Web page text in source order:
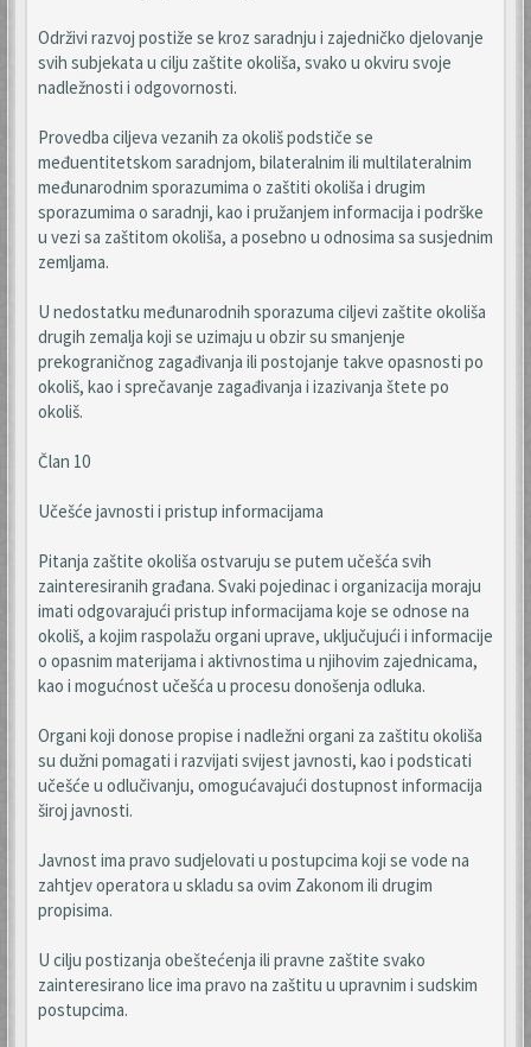
Održivi razvoj postiže se kroz saradnju i zajedničko djelovanje
svih subjekata u cilju zaštite okoliša, svako u okviru svoje
nadležnosti i odgovornosti.
Provedba ciljeva vezanih za okoliš podstiče se
međuentitetskom saradnjom, bilateralnim ili multilateralnim
međunarodnim sporazumima o zaštiti okoliša i drugim
sporazumima o saradnji, kao i pružanjem informacija i podrške
u vezi sa zaštitom okoliša, a posebno u odnosima sa susjednim
zemljama.
U nedostatku međunarodnih sporazuma ciljevi zaštite okoliša
drugih zemalja koji se uzimaju u obzir su smanjenje
prekograničnog zagađivanja ili postojanje takve opasnosti po
okoliš, kao i sprečavanje zagađivanja i izazivanja štete po
okoliš.
Član 10
Učešće javnosti i pristup informacijama
Pitanja zaštite okoliša ostvaruju se putem učešća svih
zainteresiranih građana. Svaki pojedinac i organizacija moraju
imati odgovarajući pristup informacijama koje se odnose na
okoliš, a kojim raspolažu organi uprave, uključujući i informacije
o opasnim materijama i aktivnostima u njihovim zajednicama,
kao i mogućnost učešća u procesu donošenja odluka.
Organi koji donose propise i nadležni organi za zaštitu okoliša
su dužni pomagati i razvijati svijest javnosti, kao i podsticati
učešće u odlučivanju, omogućavajući dostupnost informacija
široj javnosti.
Javnost ima pravo sudjelovati u postupcima koji se vode na
zahtjev operatora u skladu sa ovim Zakonom ili drugim
propisima.
U cilju postizanja obeštećenja ili pravne zaštite svako
zainteresirano lice ima pravo na zaštitu u upravnim i sudskim
postupcima.